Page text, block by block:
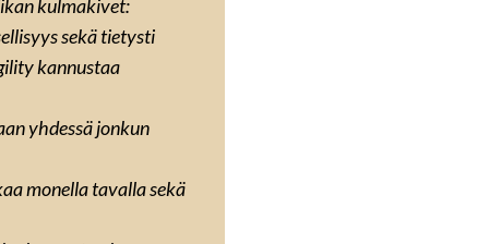
kulmakivet:
sekä tietysti
kannustaa
yhdessä jonkun
monella tavalla sekä